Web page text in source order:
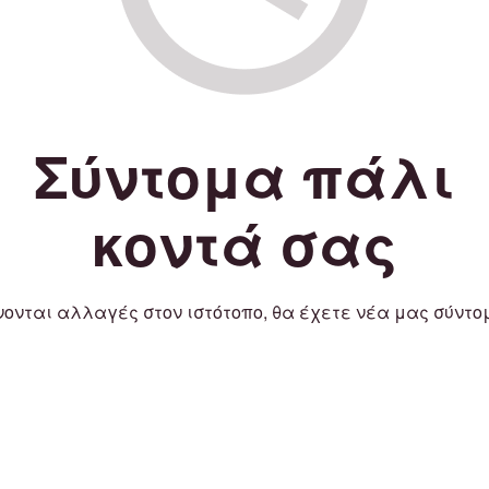
Σύντομα πάλι
κοντά σας
αλλαγές στον ιστότοπο, θα έχετε νέα μας